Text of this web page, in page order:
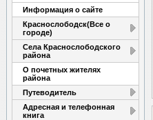
Информация о сайте
Краснослободск(Все о
городе)
Села Краснослободского
района
О почетных жителях
района
Путеводитель
Адресная и телефонная
книга